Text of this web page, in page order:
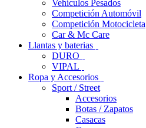
Vehículos Pesados
Competición Automóvil
Competición Motocicleta
Car & Mc Care
Llantas y baterias
DURO
VIPAL
Ropa y Accesorios
Sport / Street
Accesorios
Botas / Zapatos
Casacas